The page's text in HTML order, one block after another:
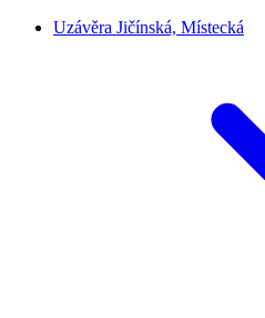
Uzávěra Jičínská, Místecká